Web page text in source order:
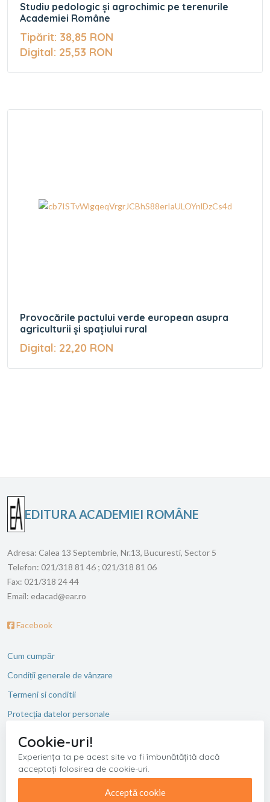
Studiu pedologic și agrochimic pe terenurile
Academiei Române
Tipărit: 38,85 RON
Digital: 25,53 RON
Provocările pactului verde european asupra
agriculturii și spațiului rural
Digital: 22,20 RON
EDITURA ACADEMIEI ROMÂNE
Adresa: Calea 13 Septembrie, Nr.13, Bucuresti, Sector 5
Telefon: 021/318 81 46 ; 021/318 81 06
Fax: 021/318 24 44
Email: edacad@ear.ro
Facebook
Cum cumpăr
Condiții generale de vânzare
Termeni si conditii
Protecția datelor personale
Copyright © 2026 Editura Academiei Romane. Toate drepturile
Cookie-uri!
Experiența ta pe acest site va fi îmbunătățită dacă
acceptați folosirea de cookie-uri.
Acceptă cookie